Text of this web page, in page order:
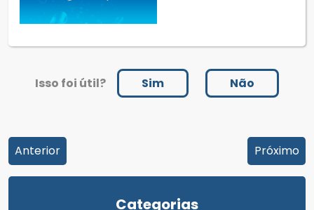
Isso foi útil? Sim Não
Anterior Próximo
Categorias